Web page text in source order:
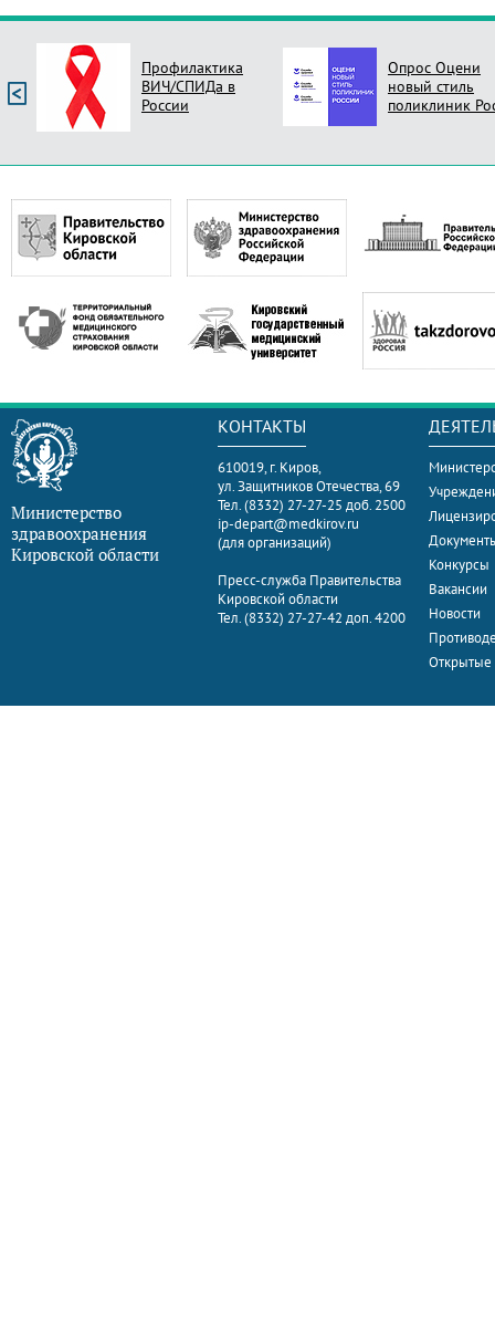
Профилактика
ВИЧ/СПИДа в
России
Опрос Оцени
новый стиль
поликлиник
Министерство
здравоохранения
Кировской области
КОНТАКТЫ
610019, г. Киров,
ул. Защитников Отечества, 69
Тел. (8332) 27-27-25 доб. 2500
ip-depart@medkirov.ru
(для организаций)
Пресс-служба Правительства
Кировской области
Тел. (8332) 27-27-42 доп. 4200
Конкурсы
Вакансии
Новости